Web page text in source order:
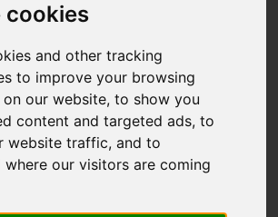
cookies
and other tracking
to improve your browsing
on our website, to show you
content and targeted ads, to
website traffic, and to
where our visitors are coming
sur
:
et
?